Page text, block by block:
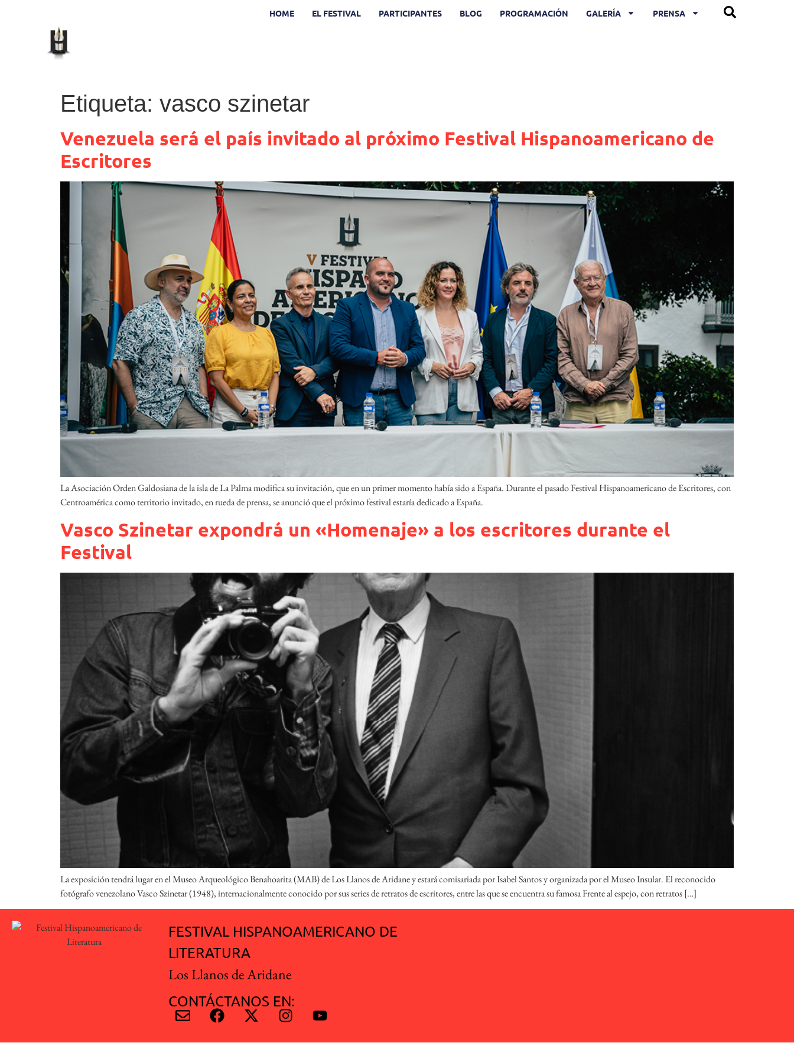
HOME EL FESTIVAL PARTICIPANTES BLOG PROGRAMACIÓN GALERÍA PRENSA
Etiqueta: vasco szinetar
Venezuela será el país invitado al próximo Festival Hispanoamericano de
Escritores
La Asociación Orden Galdosiana de la isla de La Palma modifica su invitación, que en un primer momento había sido a España. Durante el pasado Festival Hispanoamericano de Escritores, con
Centroamérica como territorio invitado, en rueda de prensa, se anunció que el próximo festival estaría dedicado a España.
Vasco Szinetar expondrá un «Homenaje» a los escritores durante el
Festival
La exposición tendrá lugar en el Museo Arqueológico Benahoarita (MAB) de Los Llanos de Aridane y estará comisariada por Isabel Santos y organizada por el Museo Insular. El reconocido
fotógrafo venezolano Vasco Szinetar (1948), internacionalmente conocido por sus series de retratos de escritores, entre las que se encuentra su famosa Frente al espejo, con retratos […]
FESTIVAL HISPANOAMERICANO DE
LITERATURA
Los Llanos de Aridane
CONTÁCTANOS EN: